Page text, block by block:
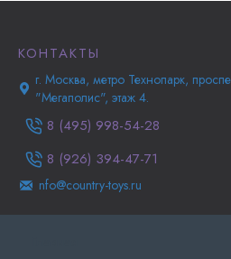
КОНТАКТЫ
г. Москва, метро Технопарк,
"Мегаполис", этаж 4.
8 (495) 998-54-28
8 (926) 394-47-71
nfo@country-toys.ru